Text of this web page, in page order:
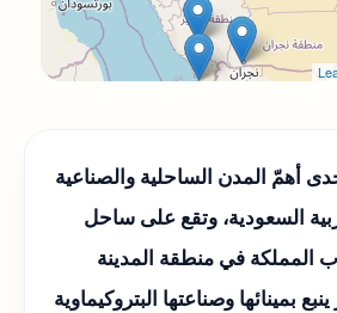
أهمّ المدن الساحلية والصناعية
السعودية، وتقع على ساحل
المملكة في منطقة المدينة
بمينائها وصناعتها البتروكيماوية